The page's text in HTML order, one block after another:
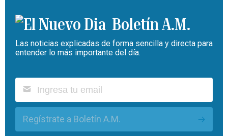
Boletín A.M.
Las noticias explicadas de forma sencilla y directa para
entender lo más importante del día.
Regístrate a Boletín A.M.